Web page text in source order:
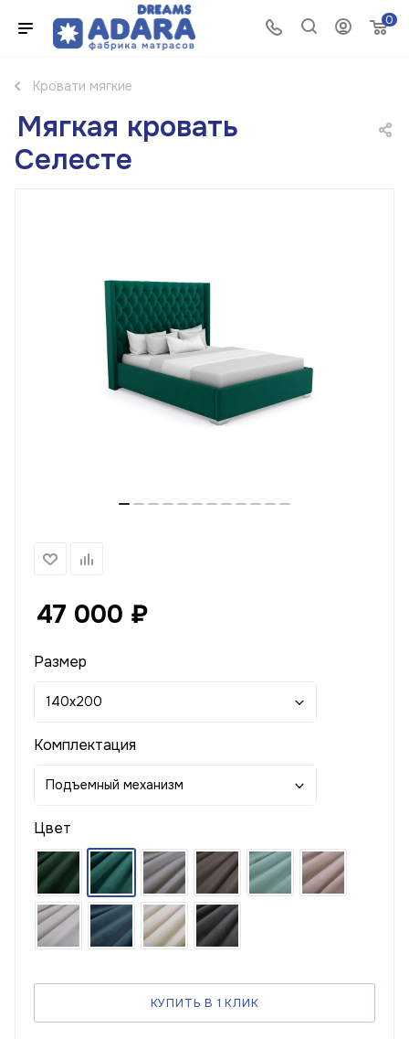
0
Кровати мягкие
Мягкая кровать
Селесте
47 000 ₽
Размер
140x200
Комплектация
Подъемный механизм
Цвет
КУПИТЬ В 1 КЛИК